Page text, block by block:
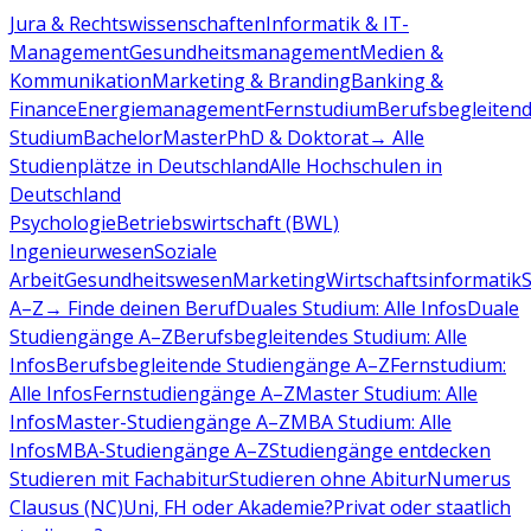
Jura & RechtswissenschaftenInformatik & IT-
ManagementGesundheitsmanagementMedien &
KommunikationMarketing & BrandingBanking &
FinanceEnergiemanagementFernstudiumBerufsbegleitend
StudiumBachelorMasterPhD & Doktorat→ Alle
Studienplätze in DeutschlandAlle Hochschulen in
Deutschland
PsychologieBetriebswirtschaft (BWL)
IngenieurwesenSoziale
ArbeitGesundheitswesenMarketingWirtschaftsinformatik
A–Z→ Finde deinen BerufDuales Studium: Alle InfosDuale
Studiengänge A–ZBerufsbegleitendes Studium: Alle
InfosBerufsbegleitende Studiengänge A–ZFernstudium:
Alle InfosFernstudiengänge A–ZMaster Studium: Alle
InfosMaster-Studiengänge A–ZMBA Studium: Alle
InfosMBA-Studiengänge A–ZStudiengänge entdecken
Studieren mit FachabiturStudieren ohne AbiturNumerus
Clausus (NC)Uni, FH oder Akademie?Privat oder staatlich